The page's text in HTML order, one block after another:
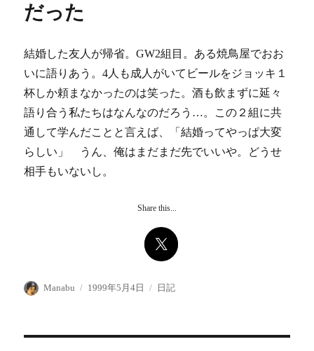
だった
結婚した友人が帰省。GW2組目。ある焼鳥屋でおお
いに語りあう。4人も成人がいてビールをジョッキ１
杯しか頼まなかったのは笑った。酒も飲まずに延々
語り合う私たちはなんなのだろう…。この２組に共
通して学んだことと言えば、「結婚ってやっぱ大変
らしい」 うん、俺はまだまだ先でいいや。どうせ
相手もいないし。
Share this...
投
Manabu
投
1999年5月4日
カ
日記